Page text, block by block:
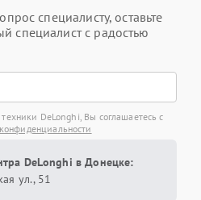
специалисту, оставьте
специалист с радостью
DeLonghi, Вы соглашаетесь с
DeLonghi в Донецке:
ул., 51